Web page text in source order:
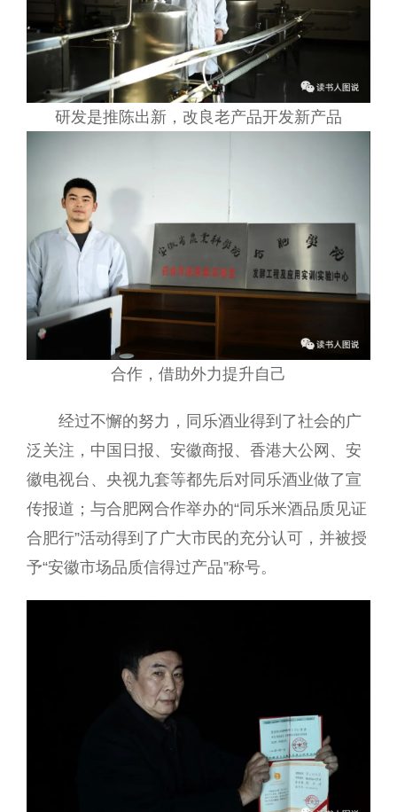
研发是推陈出新，改良老产品开发新产品
合作，借助外力提升自己
经过不懈的努力，同乐酒业得到了社会的广
泛关注，中国日报、安徽商报、香港大公网、安
徽电视台、央视九套等都先后对同乐酒业做了宣
传报道；与合肥网合作举办的“同乐米酒品质见证
合肥行”活动得到了广大市民的充分认可，并被授
予“安徽市场品质信得过产品”称号。